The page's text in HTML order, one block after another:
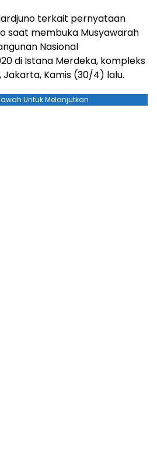
terkait pernyataan
saat membuka Musyawarah
Nasional
di Istana Merdeka, kompleks
Jakarta, Kamis (30/4) lalu.
Untuk Melanjutkan